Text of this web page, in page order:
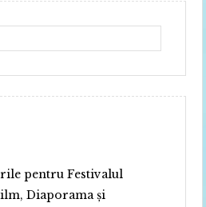
pentru Festivalul
Diaporama și